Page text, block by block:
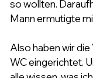
so wollten.
Mann ermutigte
Also haben wir
WC eingerichtet.